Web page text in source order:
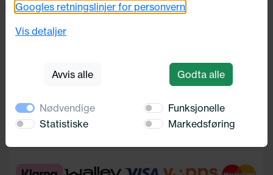
M12X1,5L26BOLTH1760
Bimecc
Legg i handlekurv
Googles retningslinjer for personvern
Vis detaljer
Avvis alle Godta alle
Nødvendige
Funksjonelle
Statistiske
Markedsføring